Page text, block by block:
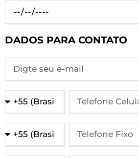
DADOS PARA CONTATO